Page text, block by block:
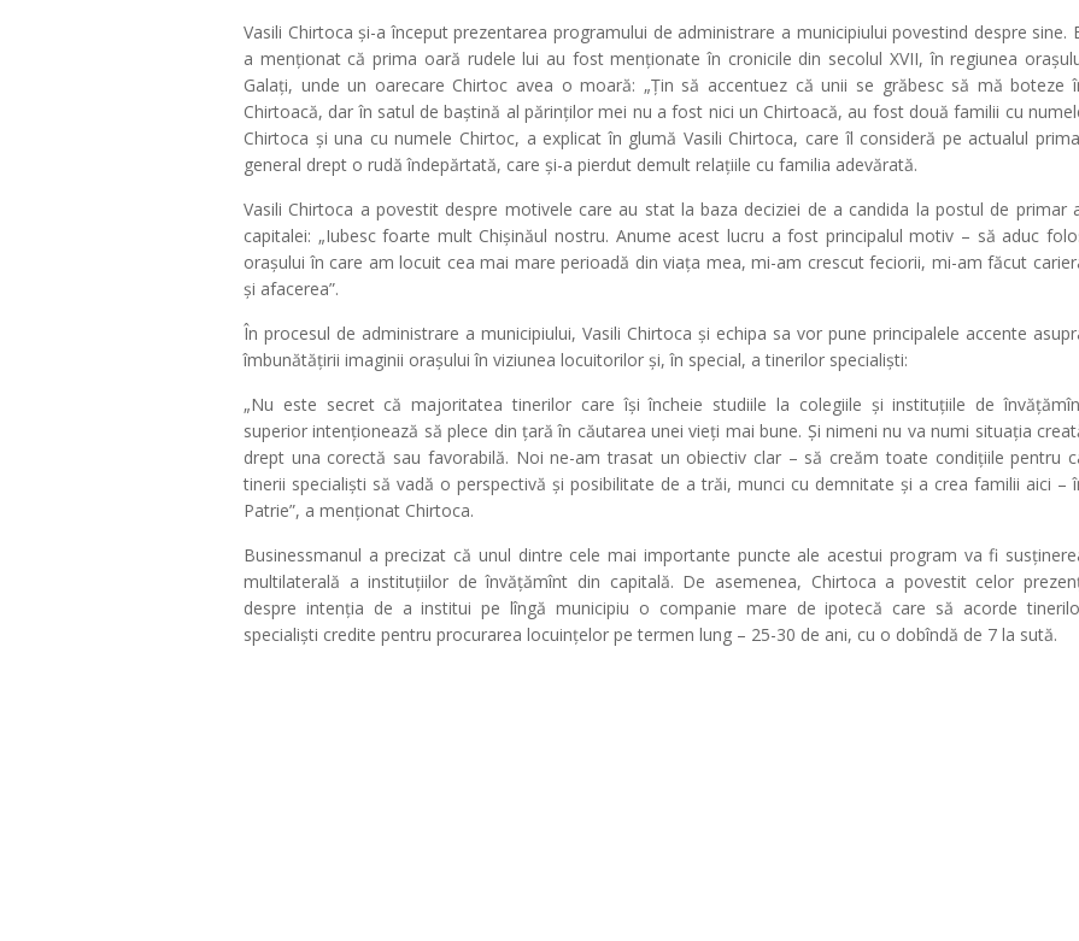
Vasili Chirtoca și-a început prezentarea programului de administrare a municipiului povestind despre sine.
a menționat că prima oară rudele lui au fost menționate în cronicile din secolul XVII, în regiunea
Galați, unde un oarecare Chirtoc avea o moară: „Țin să accentuez că unii se grăbesc să mă boteze
Chirtoacă, dar în satul de baștină al părinților mei nu a fost nici un Chirtoacă, au fost două familii cu
Chirtoca și una cu numele Chirtoc, a explicat în glumă Vasili Chirtoca, care îl consideră pe actualul
general drept o rudă îndepărtată, care și-a pierdut demult relațiile cu familia adevărată.
Vasili Chirtoca a povestit despre motivele care au stat la baza deciziei de a candida la postul de primar
capitalei: „Iubesc foarte mult Chișinăul nostru. Anume acest lucru a fost principalul motiv – să aduc
orașului în care am locuit cea mai mare perioadă din viața mea, mi-am crescut feciorii, mi-am făcut
și afacerea”.
În procesul de administrare a municipiului, Vasili Chirtoca și echipa sa vor pune principalele accente
îmbunătățirii imaginii orașului în viziunea locuitorilor și, în special, a tinerilor specialiști:
„Nu este secret că majoritatea tinerilor care își încheie studiile la colegiile și instituțiile de
superior intenționează să plece din țară în căutarea unei vieți mai bune. Și nimeni nu va numi situația
drept una corectă sau favorabilă. Noi ne-am trasat un obiectiv clar – să creăm toate condițiile pentru
tinerii specialiști să vadă o perspectivă și posibilitate de a trăi, munci cu demnitate și a crea familii aici –
Patrie”, a menționat Chirtoca.
Businessmanul a precizat că unul dintre cele mai importante puncte ale acestui program va fi
multilaterală a instituțiilor de învățămînt din capitală. De asemenea, Chirtoca a povestit celor
despre intenția de a institui pe lîngă municipiu o companie mare de ipotecă care să acorde
specialiști credite pentru procurarea locuințelor pe termen lung – 25-30 de ani, cu o dobîndă de 7 la sută.